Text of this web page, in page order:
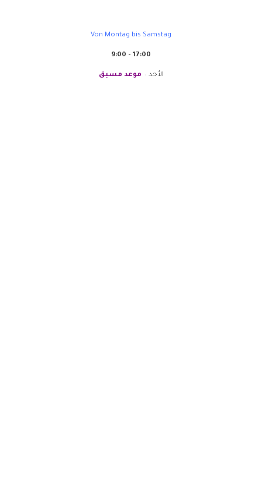
Von Montag bis Samstag
9:00 - 17:00
الأحد : موعد مسبق